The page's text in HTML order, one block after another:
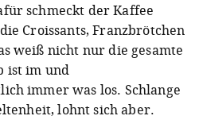
schmeckt der Kaffee
Croissants, Franzbrötchen
weiß nicht nur die gesamte
ist im und
immer was los. Schlange
lohnt sich aber.